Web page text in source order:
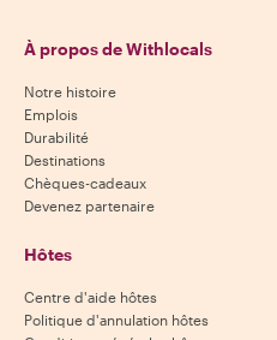
À propos de Withlocals
Notre histoire
Emplois
Durabilité
Destinations
Chèques-cadeaux
Devenez partenaire
Hôtes
Centre d'aide hôtes
Politique d'annulation hôtes